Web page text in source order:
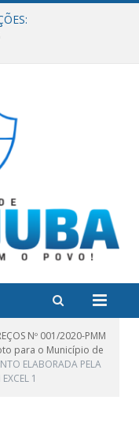
Nº 001/2020-PMM
para o Município de
ELABORADA PELA
1